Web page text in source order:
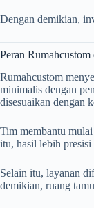
Dengan demikian,
Peran
Rumahcustom
minimalis dengan
disesuaikan dengan
Tim membantu
itu, hasil lebih presisi
Selain itu, layanan
demikian, ruang